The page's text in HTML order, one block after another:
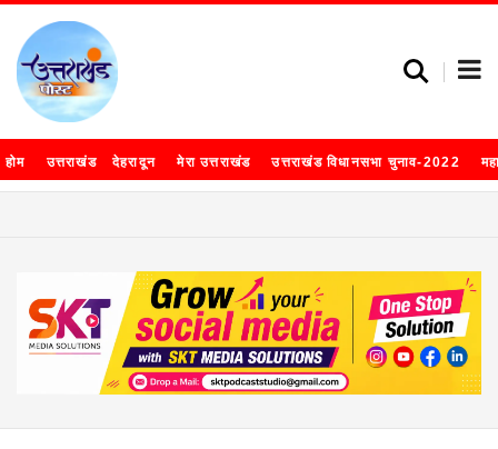
होम उत्तराखंड देहरादून मेरा उत्तराखंड उत्तराखंड विधानसभा चुनाव-2022